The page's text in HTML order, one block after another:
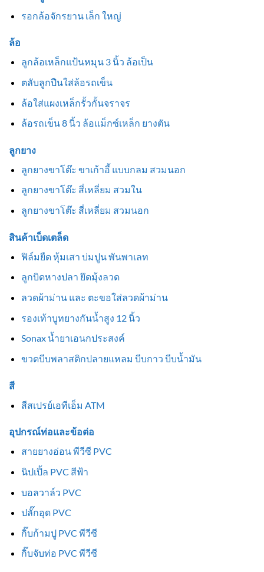
รอกล้อจักรยาน เล็ก ใหญ่
ล้อ
ลูกล้อเหล็กแป้นหมุน 3 นิ้ว ล้อเป็น
ตลับลูกปืนใส่ล้อรถเข็น
ล้อใส่แผงเหล็กรั้วกั้นจราจร
ล้อรถเข็น 8 นิ้ว ล้อแม็กซ์เหล็ก ยางตัน
ลูกยาง
ลูกยางขาโต๊ะ ขาเก้าอี้ แบบกลม สวมนอก
ลูกยางขาโต๊ะ สี่เหลี่ยม สวมใน
ลูกยางขาโต๊ะ สี่เหลี่ยม สวมนอก
สินค้าเบ็ดเตล็ด
ฟิล์มยืด หุ้มเสา บ่มปูน พันพาเลท
ลูกบิดหางปลา ยึดมุ้งลวด
ลวดผ้าม่าน และ ตะขอใส่ลวดผ้าม่าน
รองเท้าบูทยางกันน้ำสูง 12 นิ้ว
Sonax น้ำยาเอนกประสงค์
ขวดบีบพลาสติกปลายแหลม บีบกาว บีบน้ำมัน
สี
สีสเปรย์เอทีเอ็ม ATM
อุปกรณ์ท่อและข้อต่อ
สายยางอ่อน พีวีซี PVC
นิปเปิ้ล PVC สีฟ้า
บอลวาล์ว PVC
ปลั๊กอุด PVC
กิ๊บก้ามปู PVC พีวีซี
กิ๊บจับท่อ PVC พีวีซี